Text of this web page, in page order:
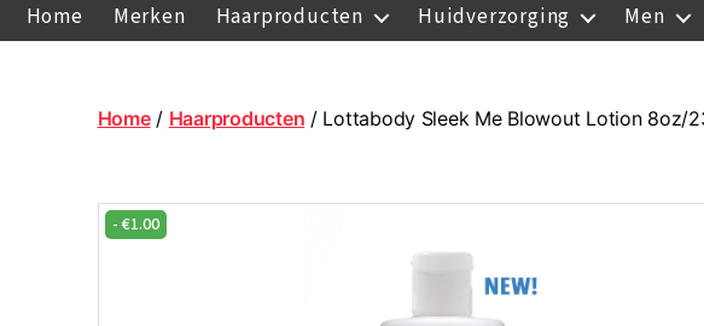
Hair
Centre
Home Merken Haarproducten Huidverzorging Men
Home/ Haarproducten / Lottabody Sleek Me Blowout Lotion 8oz/
- €1.00